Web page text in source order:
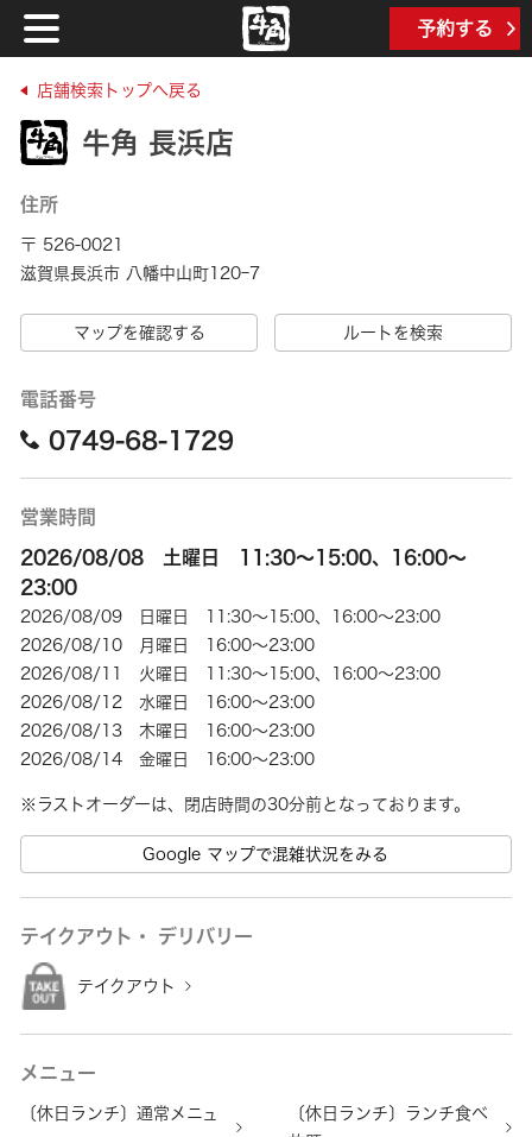
予約する
店舗検索トップへ戻る
牛角 長浜店
住所
〒 526-0021
滋賀県長浜市 八幡中山町120ｰ7
マップを確認する ルートを検索
電話番号
0749-68-1729
営業時間
2026/08/08 土曜日 11:30～15:00、16:00～
23:00
2026/08/09 日曜日 11:30～15:00、16:00～23:00
2026/08/10 月曜日 16:00～23:00
2026/08/11 火曜日 11:30～15:00、16:00～23:00
2026/08/12 水曜日 16:00～23:00
2026/08/13 木曜日 16:00～23:00
2026/08/14 金曜日 16:00～23:00
※ラストオーダーは、閉店時間の30分前となっております。
Google マップで混雑状況をみる
テイクアウト・ デリバリー
テイクアウト
メニュー
〔休日ランチ〕通常メニュ
〔休日ランチ〕ランチ食べ